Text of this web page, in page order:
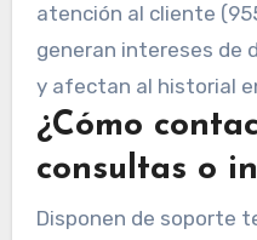
atención al cliente
generan intereses de
y afectan al historial
¿Cómo
consultas o
Disponen de soporte